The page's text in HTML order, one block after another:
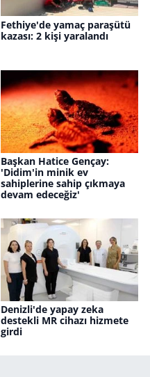
Fethiye'de yamaç paraşütü
kazası: 2 kişi yaralandı
Başkan Hatice Gençay:
'Didim'in minik ev
sahiplerine sahip çıkmaya
devam edeceğiz'
Denizli'de yapay zeka
destekli MR cihazı hizmete
girdi